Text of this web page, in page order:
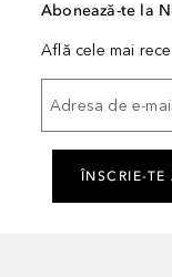
Abonează-te la
Află cele mai
Adresa de e-mail
ÎNSCRIE-